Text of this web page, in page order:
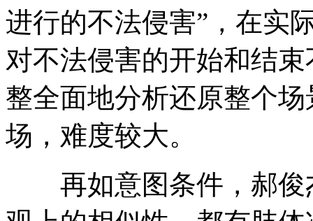
进行的不法侵害”，在实
对不法侵害的开始和结
整全面地分析还原整个
场，难度较大。
再如意图条件，郝俊